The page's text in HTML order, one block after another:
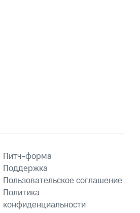
Питч-форма
Поддержка
Пользовательское соглашение
Политика
конфиденциальности